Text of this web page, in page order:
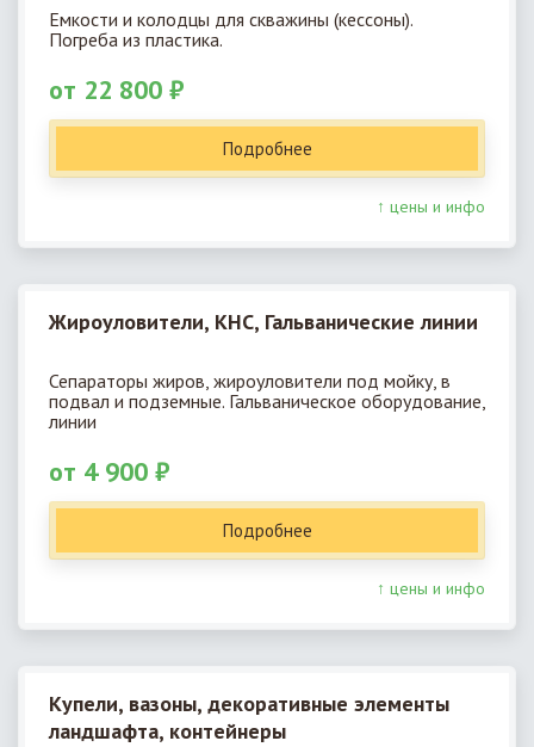
Емкости и колодцы для скважины (кессоны).
Погреба из пластика.
от 22 800 ₽
Подробнее
↑ цены и инфо
Жироуловители, КНС, Гальванические линии
Сепараторы жиров, жироуловители под мойку, в
подвал и подземные. Гальваническое оборудование,
линии
от 4 900 ₽
Подробнее
↑ цены и инфо
Купели, вазоны, декоративные элементы
ландшафта, контейнеры